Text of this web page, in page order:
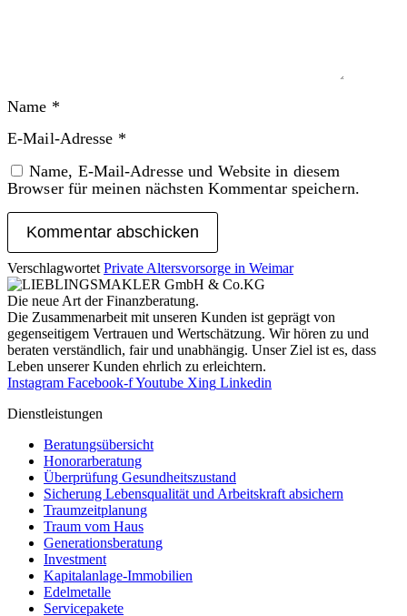
Name *
E-Mail-Adresse *
Name, E-Mail-Adresse und Website in diesem
Browser für meinen nächsten Kommentar speichern.
Verschlagwortet Private Altersvorsorge in Weimar
Die neue Art der Finanzberatung.
Die Zusammenarbeit mit unseren Kunden ist geprägt von
gegenseitigem Vertrauen und Wertschätzung. Wir hören zu und
beraten verständlich, fair und unab­hängig. Unser Ziel ist es, dass
Leben unserer Kunden ehrlich zu erleichtern.
Instagram Facebook-fYoutube Xing Linkedin
Dienst­leistungen
Beratungsübersicht
Honorar­beratung
Überprüfung Gesundheits­zustand
Sicherung Lebensqualität und Arbeitskraft absichern
Traumzeit­planung
Traum vom Haus
Generationsberatung
Investment
Kapitalanlage-Immobilien
Edelmetalle
Servicepakete